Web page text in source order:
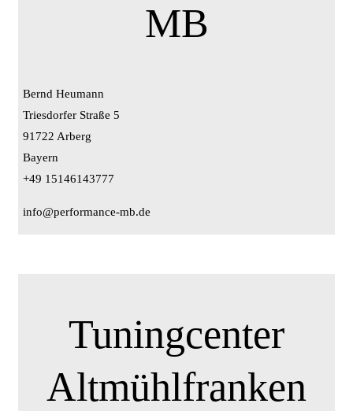
MB
Bernd Heumann
Triesdorfer Straße 5
91722 Arberg
Bayern
+49 15146143777
info@performance-mb.de
Tuningcenter
Altmühlfranken